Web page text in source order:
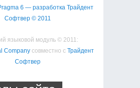
6 — разработка Трайдент
Софтвер © 2011
языковой модуль © 2011:
Companyсовместно с Трайдент
Софтвер